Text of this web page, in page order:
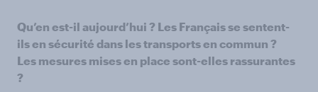
Qu’en est-il aujourd’hui ? Les Français se sentent-
ils en sécurité dans les transports en commun ?
Les mesures mises en place sont-elles rassurantes
?